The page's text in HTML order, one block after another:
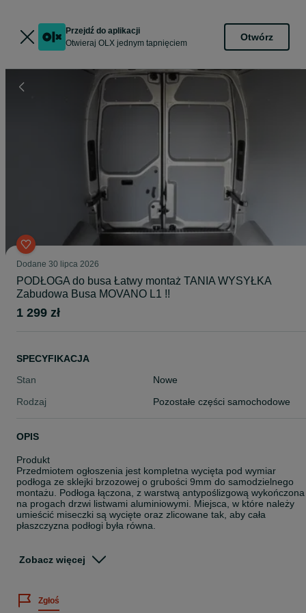
Przejdź do aplikacji
Otwieraj OLX jednym tapnięciem
Otwórz
Dodane 30 lipca 2026
PODŁOGA do busa Łatwy montaż TANIA WYSYŁKA
Zabudowa Busa MOVANO L1 !!
1 299 zł
SPECYFIKACJA
Stan
Nowe
Rodzaj
Pozostałe części samochodowe
OPIS
Produkt
Przedmiotem ogłoszenia jest kompletna wycięta pod wymiar
podłoga ze sklejki brzozowej o grubości 9mm do samodzielnego
montażu. Podłoga łączona, z warstwą antypoślizgową wykończona
na progach drzwi listwami aluminiowymi. Miejsca, w które należy
umieścić miseczki są wycięte oraz zlicowane tak, aby cała
płaszczyzna podłogi była równa.
kawałku do 4 m.
Kit montażowy
Zobacz więcej
Zgłoś